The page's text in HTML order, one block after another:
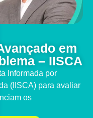
em
– IISCA
Informada por
(IISCA) para avaliar
os